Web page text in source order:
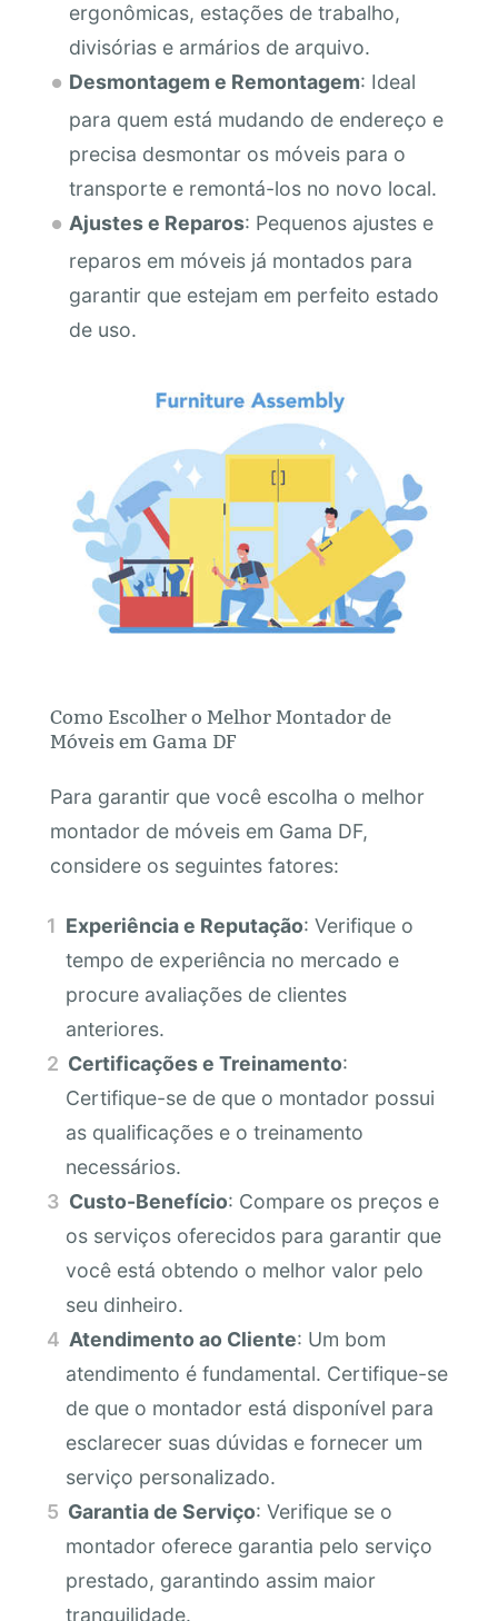
ergonômicas, estações de trabalho,
divisórias e armários de arquivo.
Desmontagem e Remontagem: Ideal
para quem está mudando de endereço e
precisa desmontar os móveis para o
transporte e remontá-los no novo local.
Ajustes e Reparos: Pequenos ajustes e
reparos em móveis já montados para
garantir que estejam em perfeito estado
de uso.
Como Escolher o Melhor Montador de
Móveis em Gama DF
Para garantir que você escolha o melhor
montador de móveis em Gama DF,
considere os seguintes fatores:
Experiência e Reputação: Verifique o
tempo de experiência no mercado e
procure avaliações de clientes
anteriores.
Certificações e Treinamento:
Certifique-se de que o montador possui
as qualificações e o treinamento
necessários.
Custo-Benefício: Compare os preços e
os serviços oferecidos para garantir que
você está obtendo o melhor valor pelo
seu dinheiro.
Atendimento ao Cliente: Um bom
atendimento é fundamental. Certifique-se
de que o montador está disponível para
esclarecer suas dúvidas e fornecer um
serviço personalizado.
Garantia de Serviço: Verifique se o
montador oferece garantia pelo serviço
prestado, garantindo assim maior
tranquilidade.